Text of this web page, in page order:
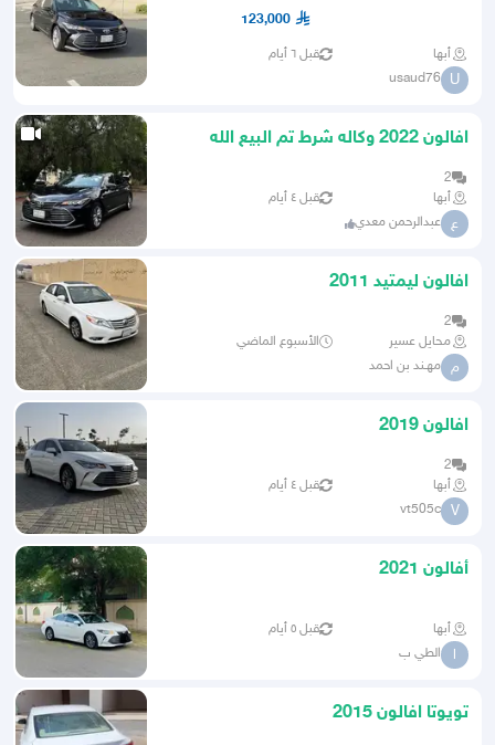
123,000
أبها قبل ٦ أيام
U
usaud76
افالون 2022 وكاله شرط تم البيع الله
2
أبها
قبل ٤ أيام
ع عبدالرحمن معدي
افالون ليمتيد 2011
2
محايل عسير
الأسبوع الماضي
م مهـند بن احمد
افالون 2019
2
أبها
قبل ٤ أيام
V
vt505c
أفالون 2021
أبها قبل ٥ أيام
ا الطي ب
تويوتا افالون 2015